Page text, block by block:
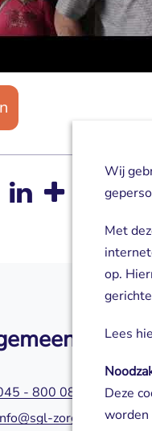
Wij
Met
op.
Lees
Deze
worden
- 800 0800
zorg.nl